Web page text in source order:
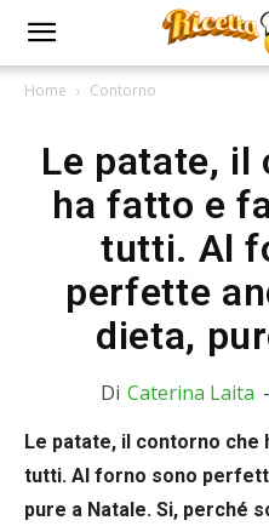
Home Contorno
Le patate, il
ha fatto e
tutti. Al
perfette
dieta,
Di Caterina Laita -
Le patate, il contorno
tutti. Al forno sono
pure a Natale. Si, perché